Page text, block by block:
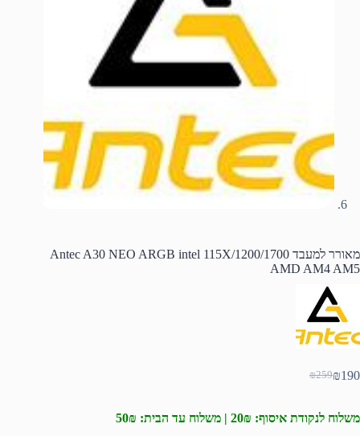
מאורר למעבד Antec A30 NEO ARGB intel 115X/1200/1700
AMD AM4 AM5
₪259
המחיר
היה:
₪259.
₪190 המחיר
הוא:
₪190.
משלוח לנקודת איסוף: 20₪ | משלוח עד הבית: 50₪